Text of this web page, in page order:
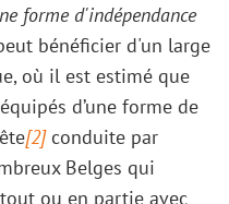
forme d'indépendance
bénéficier d'un large
où il est estimé que
d’une forme de
[2]conduite par
Belges qui
ou en partie avec